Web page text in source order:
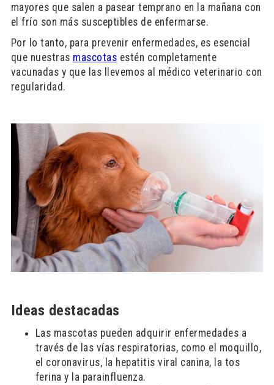
mayores que salen a pasear temprano en la mañana con
el frío son más susceptibles de enfermarse.
Por lo tanto, para prevenir enfermedades, es esencial
que nuestras mascotas estén completamente
vacunadas y que las llevemos al médico veterinario con
regularidad.
Ideas destacadas
Las mascotas pueden adquirir enfermedades a
través de las vías respiratorias, como el moquillo,
el coronavirus, la hepatitis viral canina, la tos
ferina y la parainfluenza.